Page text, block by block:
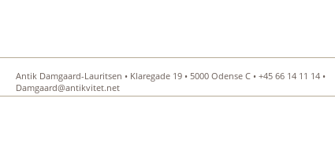
Antik Damgaard-Lauritsen • Klaregade 19 • 5000 Odense C • +45 66 14 11 14 •
Damgaard@antikvitet.net